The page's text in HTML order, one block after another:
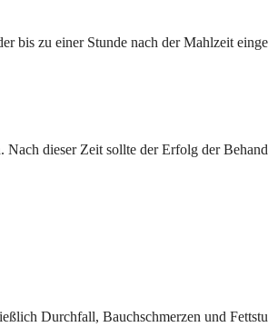
bis zu einer Stunde nach der Mahlzeit
dieser Zeit sollte der Erfolg der
Durchfall, Bauchschmerzen und